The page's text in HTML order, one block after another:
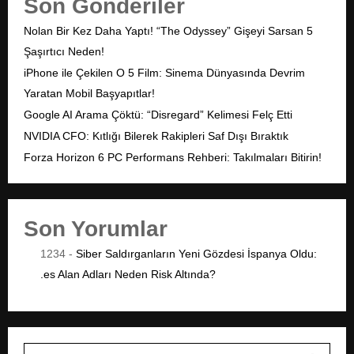
Son Gönderiler
Nolan Bir Kez Daha Yaptı! “The Odyssey” Gişeyi Sarsan 5
Şaşırtıcı Neden!
iPhone ile Çekilen O 5 Film: Sinema Dünyasında Devrim
Yaratan Mobil Başyapıtlar!
Google AI Arama Çöktü: “Disregard” Kelimesi Felç Etti
NVIDIA CFO: Kıtlığı Bilerek Rakipleri Saf Dışı Bıraktık
Forza Horizon 6 PC Performans Rehberi: Takılmaları Bitirin!
Son Yorumlar
1234 - Siber Saldırganların Yeni Gözdesi İspanya Oldu:
.es Alan Adları Neden Risk Altında?